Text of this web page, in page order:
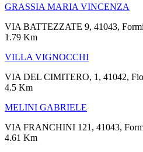
GRASSIA MARIA VINCENZA
VIA BATTEZZATE 9, 41043,
1.79 Km
VILLA VIGNOCCHI
VIA DEL CIMITERO, 1, 41042,
4.5 Km
MELINI GABRIELE
VIA FRANCHINI 121, 41043,
4.61 Km